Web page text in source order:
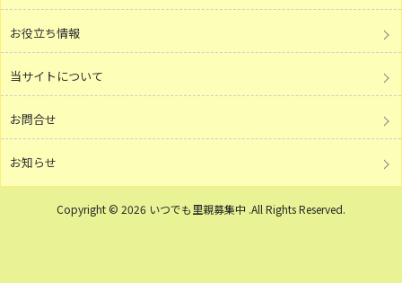
お役立ち情報
当サイトについて
お問合せ
お知らせ
Copyright © 2026 いつでも里親募集中 .All Rights Reserved.